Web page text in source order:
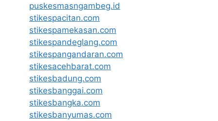
puskesmasngambeg.id
stikespacitan.com
stikespamekasan.com
stikespandeglang.com
stikespangandaran.com
stikesacehbarat.com
stikesbadung.com
stikesbanggai.com
stikesbangka.com
stikesbanyumas.com